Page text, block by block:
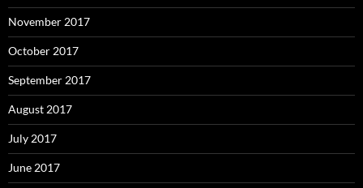
November 2017
October 2017
September 2017
August 2017
July 2017
June 2017